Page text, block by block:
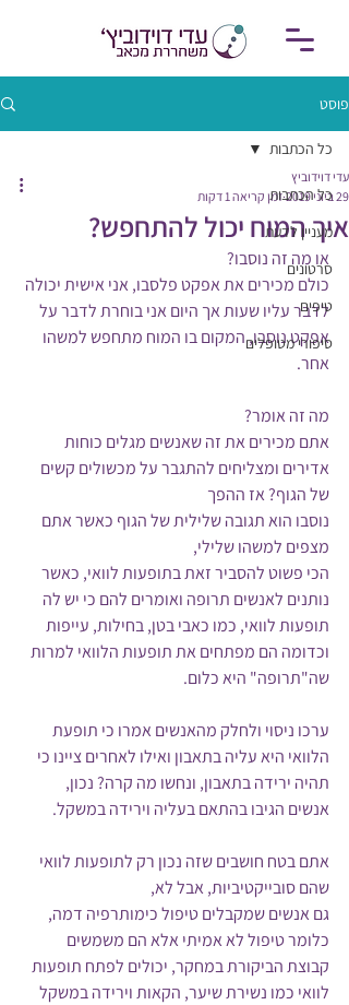
פוסט
כל הכתבות
מעניין לדעת
סרטונים
טיפים
סיפורי מטופלים
כל הכתבות
איך המוח יכול להתחפש?
עדי דוידוביץ
29 ביוני 2019
זמן קריאה 1 דקות
או מה זה נוסבו?
כולם מכירים את אפקט פלסבו, אני אישית יכולה
לדבר עליו שעות אך היום אני בוחרת לדבר על
אפקט נוסבו, המקום בו המוח מתחפש למשהו
אחר.
מה זה אומר?
אתם מכירים את זה שאנשים מגלים כוחות
אדירים ומצליחים להתגבר על מכשולים קשים
של הגוף? אז ההפך
נוסבו הוא תגובה שלילית של הגוף כאשר אתם
מצפים למשהו שלילי,
הכי פשוט להסביר זאת בתופעות לוואי, כאשר
נותנים לאנשים תרופה ואומרים להם כי יש לה
תופעות לוואי, כמו כאבי בטן, בחילות, עייפות
וכדומה הם מפתחים את תופעות הלוואי למרות
שה"תרופה" היא כלום.
ערכו ניסוי ולחלק מהאנשים אמרו כי תופעת
הלוואי היא עליה בתאבון ואילו לאחרים ציינו כי
תהיה ירידה בתאבון, ונחשו מה קרה? נכון,
אנשים הגיבו בהתאם בעליה וירידה במשקל.
אתם בטח חושבים שזה נכון רק לתופעות לוואי
שהם סובייקטיביות, אבל לא,
גם אנשים שמקבלים טיפול כימותרפיה דמה,
כלומר טיפול לא אמיתי אלא הם משמשים
קבוצת הביקורת במחקר, יכולים לפתח תופעות
לוואי כמו נשירת שיער, הקאות וירידה במשקל